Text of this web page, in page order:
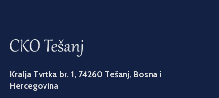
Kralja Tvrtka br. 1, 74260 Tešanj, Bosna i
Hercegovina